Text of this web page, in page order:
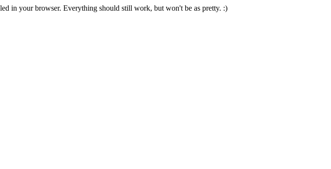
in your browser. Everything should still work, but won't be as pretty. :)